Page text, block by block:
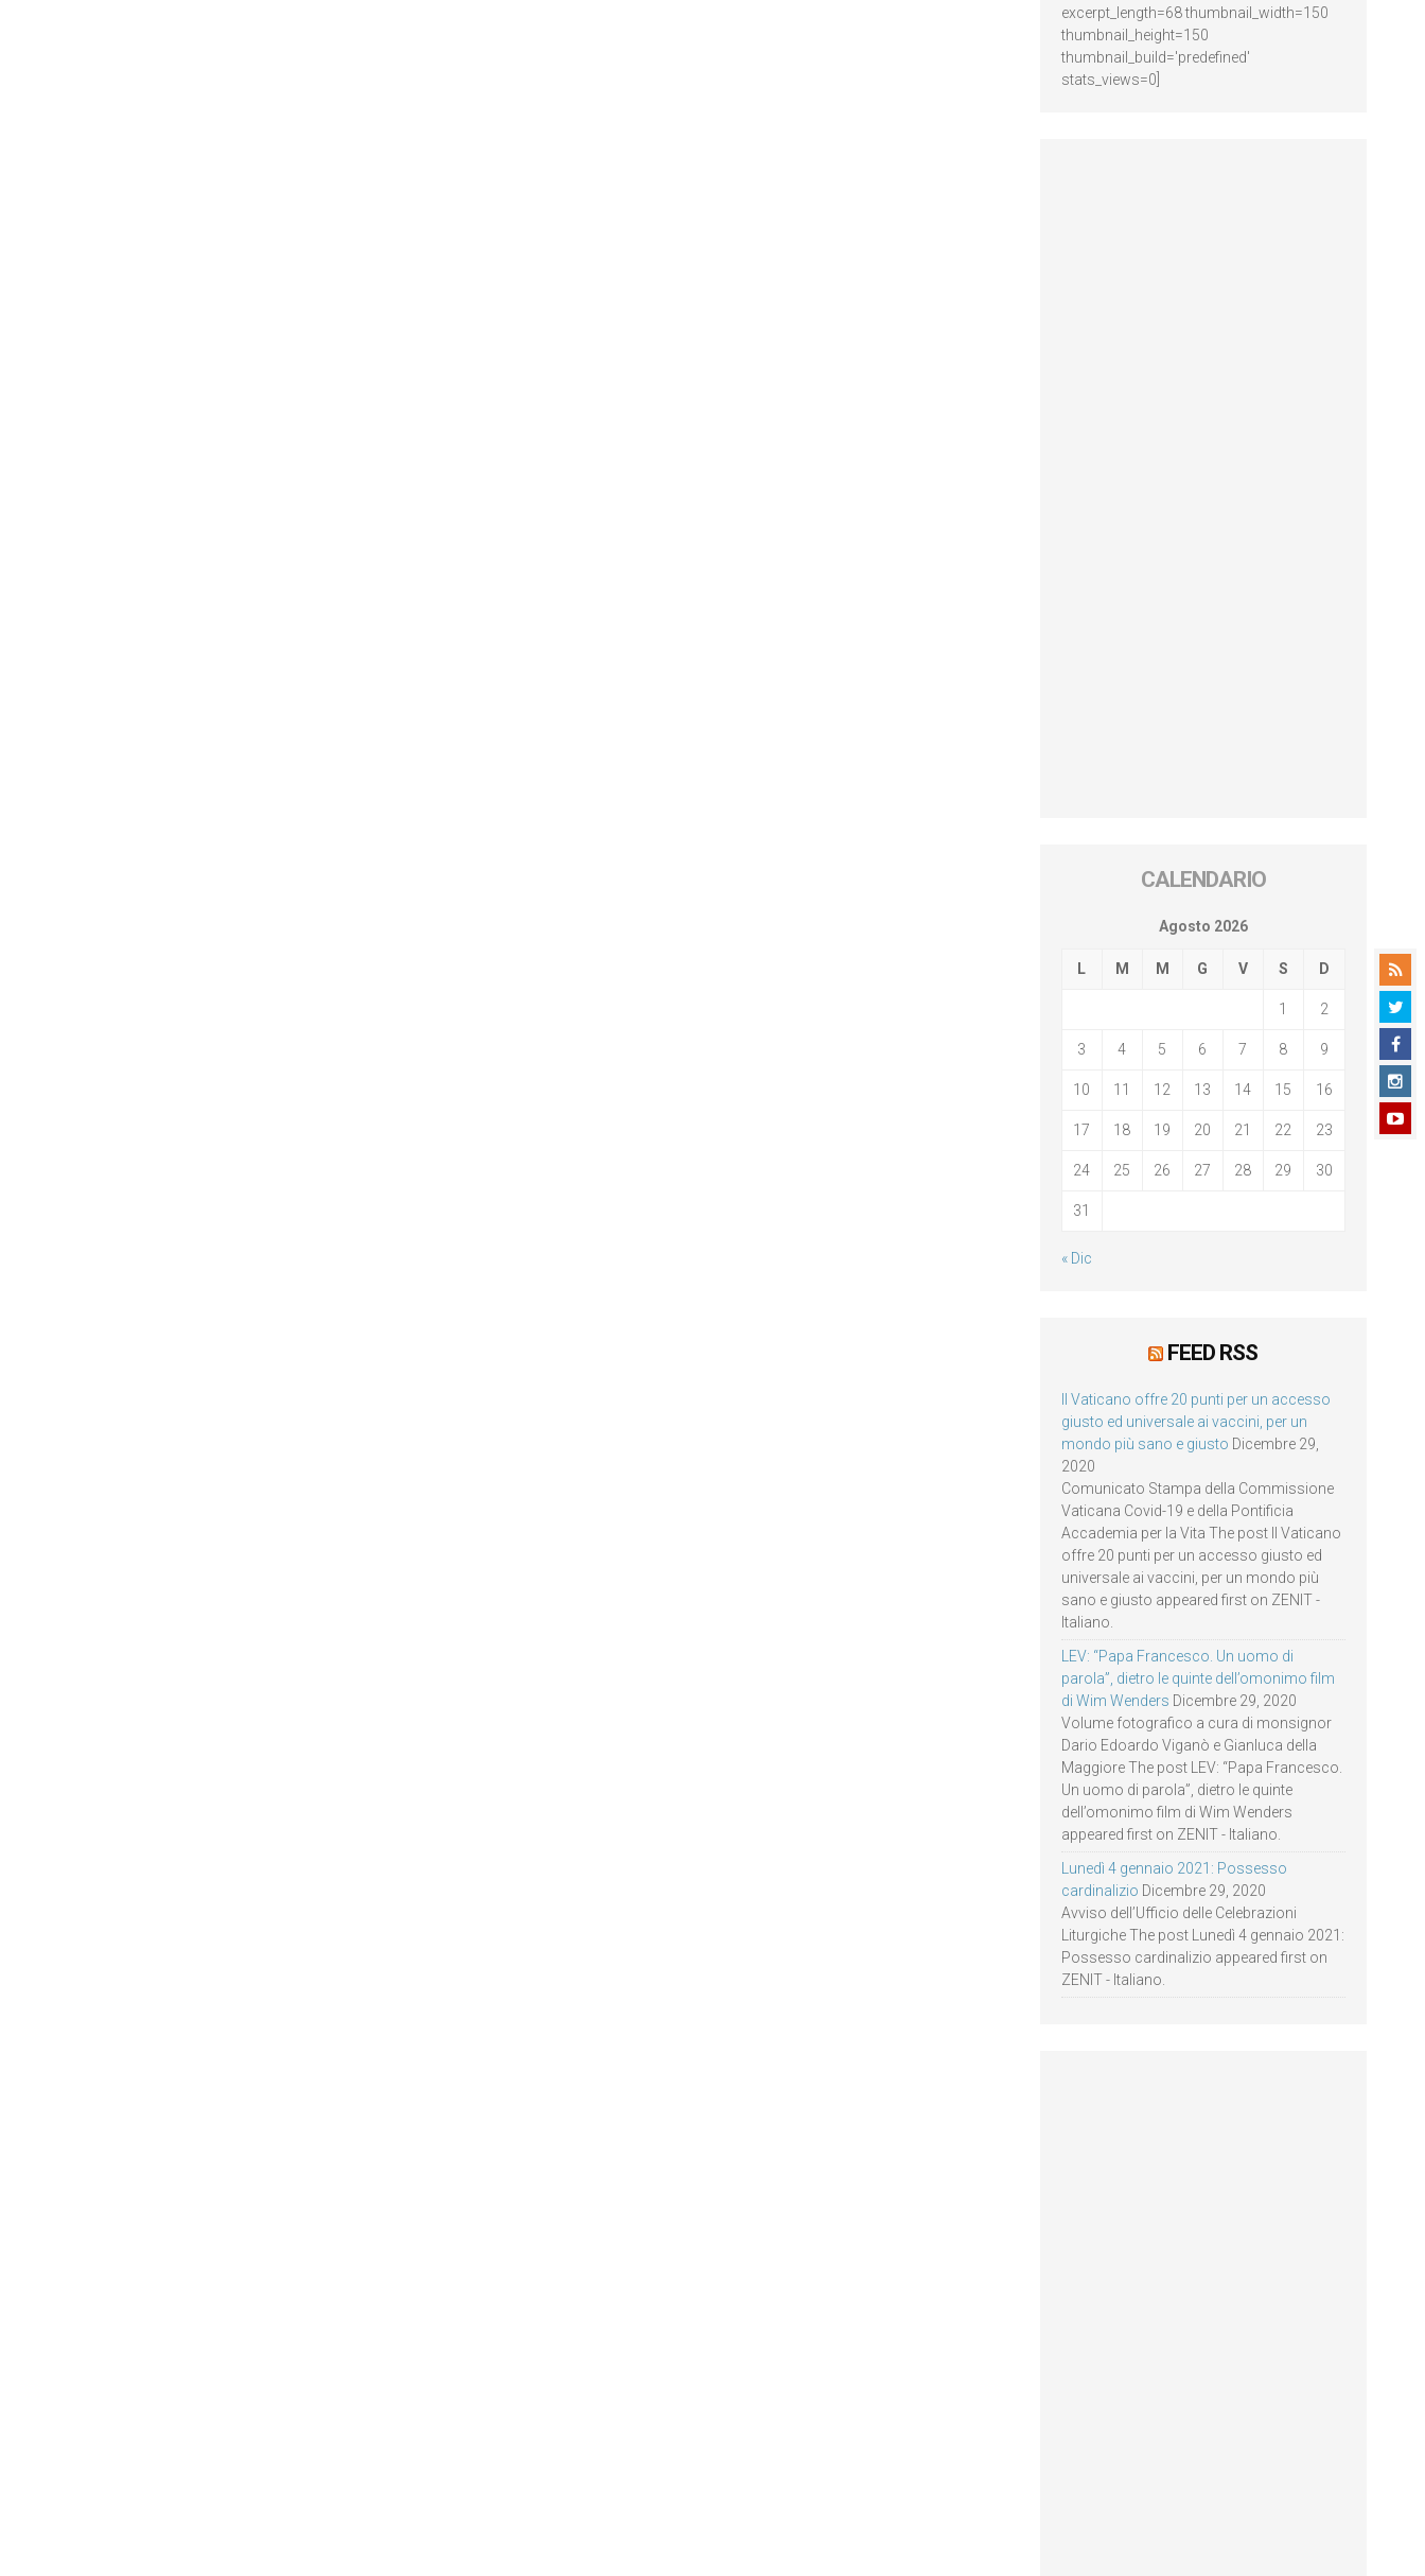
excerpt_length=68 thumbnail_width=150
thumbnail_height=150
thumbnail_build='predefined'
stats_views=0]
CALENDARIO
Agosto 2026
L M M G V S D
1 2
3 4 5 6 7 8 9
10 11 12 13 14 15 16
17 18 19 20 21 22 23
24 25 26 27 28 29 30
31
« Dic
FEED RSS
Il Vaticano offre 20 punti per un accesso
giusto ed universale ai vaccini, per un
mondo più sano e giusto Dicembre 29,
2020
Comunicato Stampa della Commissione
Vaticana Covid-19 e della Pontificia
Accademia per la Vita The post Il Vaticano
offre 20 punti per un accesso giusto ed
universale ai vaccini, per un mondo più
sano e giusto appeared first on ZENIT -
Italiano.
LEV: “Papa Francesco. Un uomo di
parola”, dietro le quinte dell’omonimo film
di Wim Wenders Dicembre 29, 2020
Volume fotografico a cura di monsignor
Dario Edoardo Viganò e Gianluca della
Maggiore The post LEV: “Papa Francesco.
Un uomo di parola”, dietro le quinte
dell’omonimo film di Wim Wenders
appeared first on ZENIT - Italiano.
Lunedì 4 gennaio 2021: Possesso
cardinalizio Dicembre 29, 2020
Avviso dell’Ufficio delle Celebrazioni
Liturgiche The post Lunedì 4 gennaio 2021:
Possesso cardinalizio appeared first on
ZENIT - Italiano.